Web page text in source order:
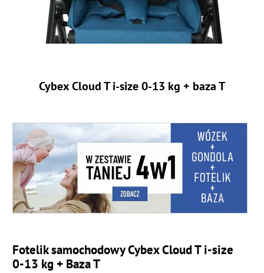
Cybex Cloud T i-size 0-13 kg + baza T
Fotelik samochodowy Cybex Cloud T i-size
0-13 kg + Baza T